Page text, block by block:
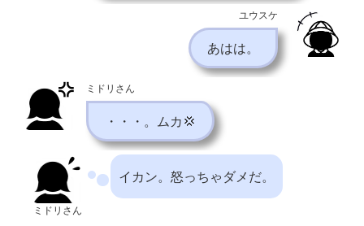
ユウスケ
あはは。
ミドリさん
・・・。ムカ💢
ミドリさん
イカン。怒っちゃダメだ。